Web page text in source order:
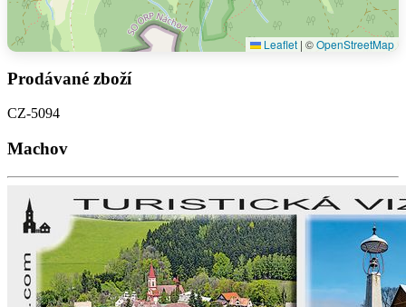
Leaflet | ©OpenStreetMap
Prodávané zboží
CZ-5094
Machov